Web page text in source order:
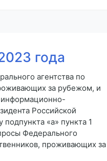
года
агентства по
за рубежом, и
информационно-
Российской
«а» пункта 1
Федерального
проживающих за